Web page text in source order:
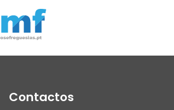
Contactos